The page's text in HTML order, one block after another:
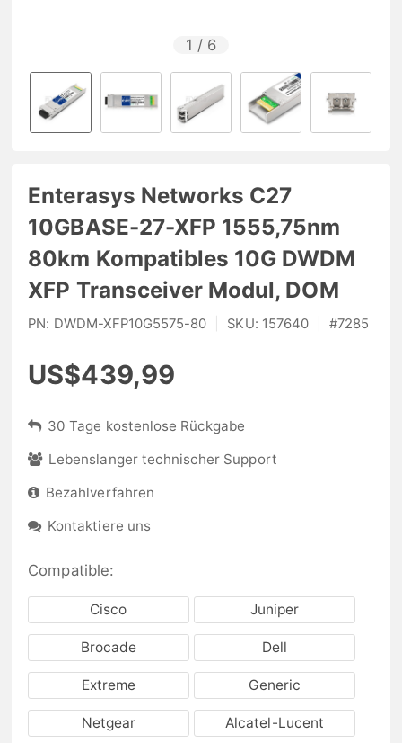
1 / 6
Enterasys Networks C27
10GBASE-27-XFP 1555,75nm
80km Kompatibles 10G DWDM
XFP Transceiver Modul, DOM
PN: DWDM-XFP10G5575-80 SKU: 157640 #7285
US$439,99
30 Tage kostenlose Rückgabe
Lebenslanger technischer Support
Bezahlverfahren
Kontaktiere uns
Compatible:
Cisco Juniper
Brocade Dell
Extreme Generic
Netgear Alcatel-Lucent